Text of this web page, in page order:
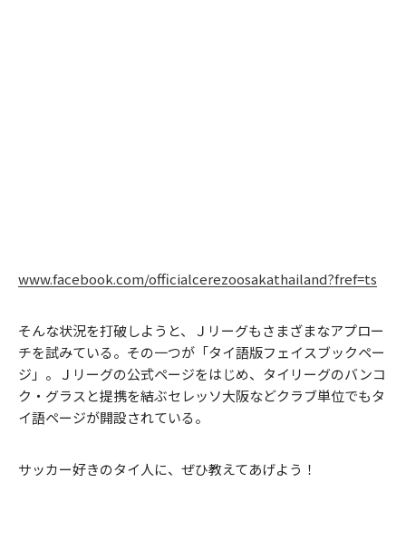
www.facebook.com/officialcerezoosakathailand?fref=ts
そんな状況を打破しようと、Ｊリーグもさまざまなアプロー
チを試みている。その一つが「タイ語版フェイスブックペー
ジ」。Ｊリーグの公式ページをはじめ、タイリーグのバンコ
ク・グラスと提携を結ぶセレッソ大阪などクラブ単位でもタ
イ語ページが開設されている。
サッカー好きのタイ人に、ぜひ教えてあげよう！